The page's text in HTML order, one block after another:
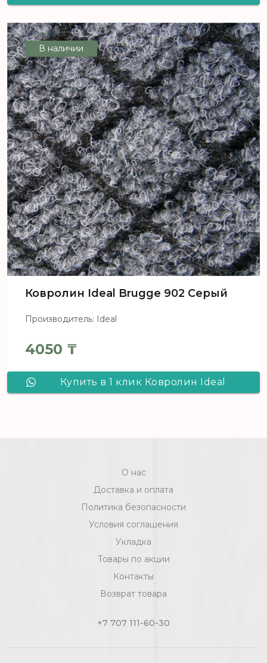
м2) [цел]
В наличии
Ковролин Ideal Brugge 902 Серый
Производитель: Ideal
4050 ₸
Купить в 1 клик Ковролин Ideal
О нас
Доставка и оплата
Политика безопасности
Условия соглашения
Укладка
Товары по акции
Контакты
Возврат товара
+7 707 111-60-30